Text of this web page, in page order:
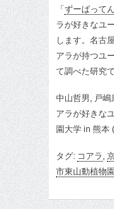
「 ずーばって
ラが好きなユ
します。名古
アラが持つユ
て調べた研究で
中山哲男, 戸嶋
アラが好きな
園大学 in 熊本
タグ: コアラ ,
市東山動植物園